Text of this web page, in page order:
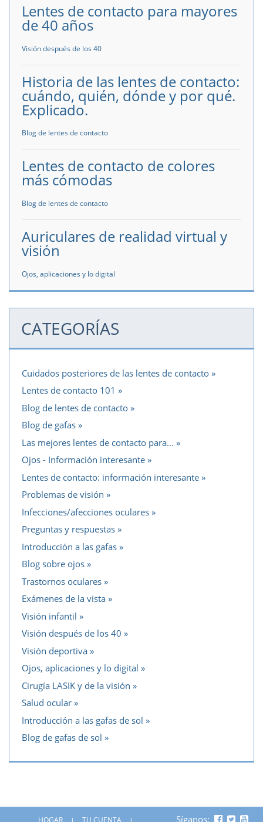
Lentes de contacto para mayores
de 40 años
Visión después de los 40
Historia de las lentes de contacto:
cuándo, quién, dónde y por qué.
Explicado.
Blog de lentes de contacto
Lentes de contacto de colores
más cómodas
Blog de lentes de contacto
Auriculares de realidad virtual y
visión
Ojos, aplicaciones y lo digital
CATEGORÍAS
Cuidados posteriores de las lentes de contacto
Lentes de contacto 101
Blog de lentes de contacto
Blog de gafas
Las mejores lentes de contacto para...
Ojos - Información interesante
Lentes de contacto: información interesante
Problemas de visión
Infecciones/afecciones oculares
Preguntas y respuestas
Introducción a las gafas
Blog sobre ojos
Trastornos oculares
Exámenes de la vista
Visión infantil
Visión después de los 40
Visión deportiva
Ojos, aplicaciones y lo digital
Cirugía LASIK y de la visión
Salud ocular
Introducción a las gafas de sol
Blog de gafas de sol
HOGAR TU CUENTA Síganos: